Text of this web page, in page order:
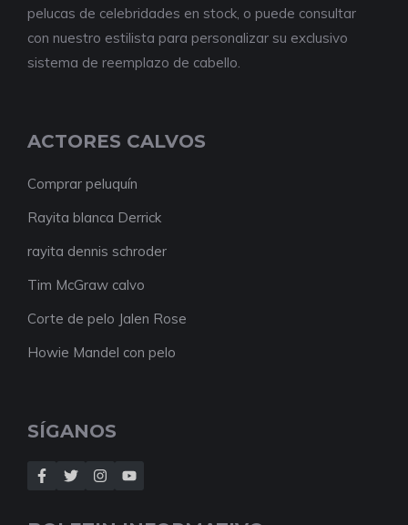
pelucas de celebridades en stock, o puede consultar
con nuestro estilista para personalizar su exclusivo
sistema de reemplazo de cabello.
ACTORES CALVOS
Comprar peluquín
Rayita blanca Derrick
rayita dennis schroder
Tim McGraw calvo
Corte de pelo Jalen Rose
Howie Mandel con pelo
SÍGANOS